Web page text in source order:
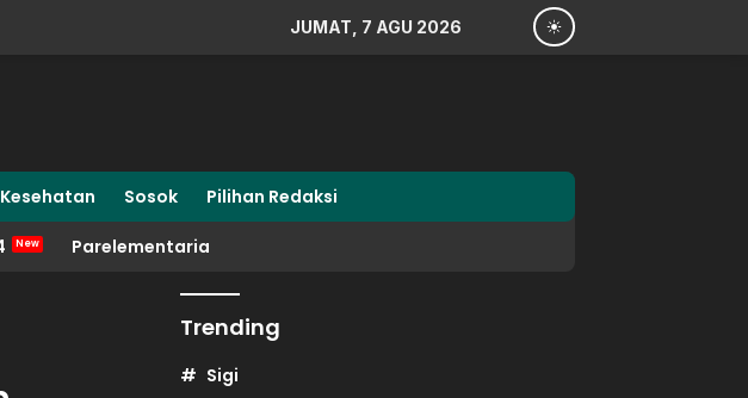
JUMAT, 7 AGU 2026
Kesehatan Sosok Pilihan Redaksi
Parelementaria
Trending
Sigi